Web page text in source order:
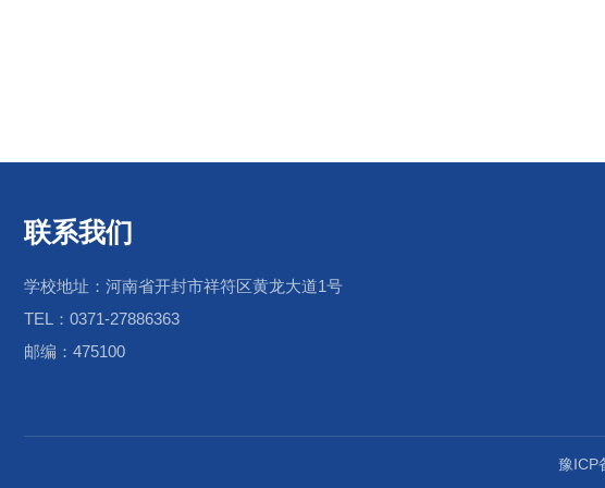
联系我们
学校地址：河南省开封市祥符区黄龙大道1号
TEL：0371-27886363
邮编：475100
豫ICP